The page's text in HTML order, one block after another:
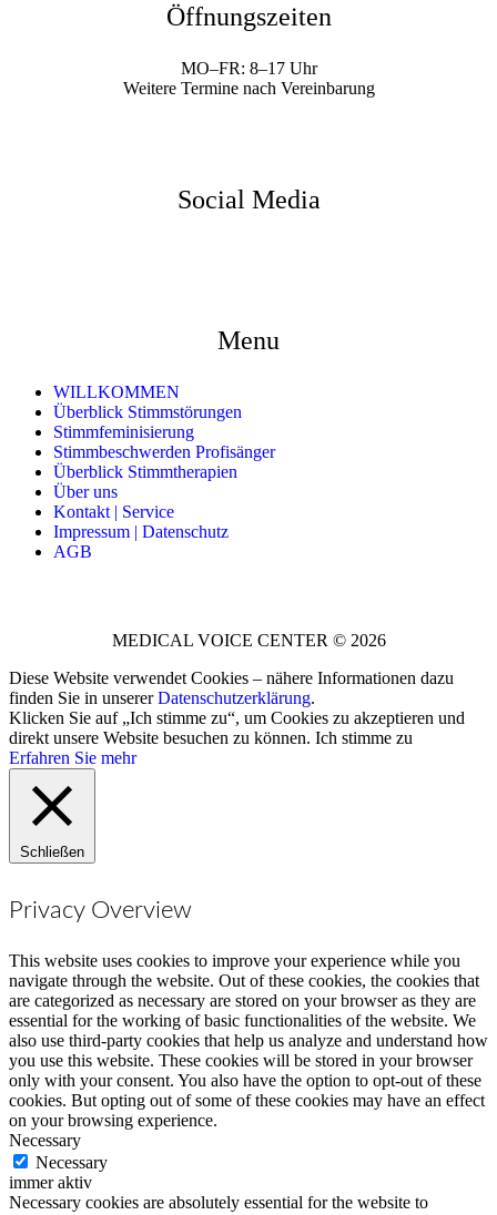
Öffnungszeiten
MO–FR: 8–17 Uhr
Weitere Termine nach Vereinbarung
Social Media
Menu
WILLKOMMEN
Überblick Stimmstörungen
Stimmfeminisierung
Stimmbeschwerden Profisänger
Überblick Stimmtherapien
Über uns
Kontakt | Service
Impressum | Datenschutz
AGB
MEDICAL VOICE CENTER © 2026
Diese Website verwendet Cookies – nähere Informationen dazu
finden Sie in unsererDatenschutzerklärung.
Klicken Sie auf „Ich stimme zu“, um Cookies zu akzeptieren und
direkt unsere Website besuchen zu können. Ich stimme zu
Erfahren Sie mehr
Schließen
Privacy Overview
This website uses cookies to improve your experience while you
navigate through the website. Out of these cookies, the cookies that
are categorized as necessary are stored on your browser as they are
essential for the working of basic functionalities of the website. We
also use third-party cookies that help us analyze and understand how
you use this website. These cookies will be stored in your browser
only with your consent. You also have the option to opt-out of these
cookies. But opting out of some of these cookies may have an effect
on your browsing experience.
Necessary
Necessary
immer aktiv
Necessary cookies are absolutely essential for the website to